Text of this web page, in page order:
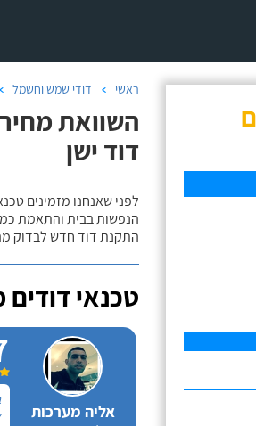
ראשי דודי שמש וחשמל
השוואת
דוד ישן
לפני שאנחנו מזמינים
הנפשות בבית והתאמת
התקנת דוד חדש לבדוק
טכנאי
אליה מערכות